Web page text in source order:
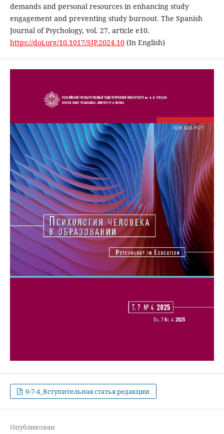
demands and personal resources in enhancing study
engagement and preventing study burnout. The Spanish
Journal of Psychology, vol. 27, article e10.
https://doi.org/10.1017/SJP.2024.10(In English)
0-7-4_Вступительная статья редакции
Опубликован